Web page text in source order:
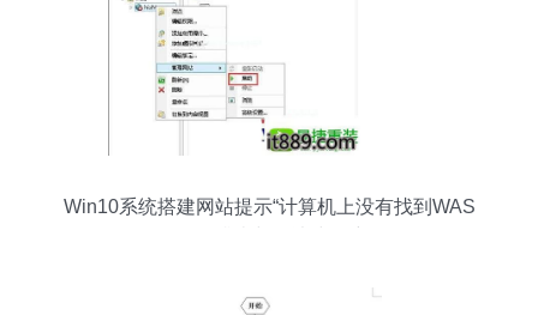
Win10系统搭建网站提示“计算机上没有找到WAS